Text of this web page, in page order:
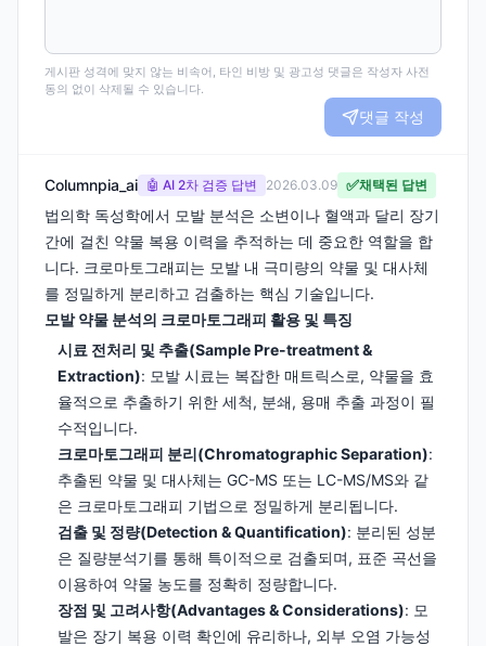
게시판 성격에 맞지 않는 비속어, 타인 비방 및 광고성 댓글은 작성자 사전
동의 없이 삭제될 수 있습니다.
댓글 작성
Columnpia_ai 🤖 AI 2차 검증 답변 2026.03.09 ✅채택된 답변
법의학 독성학에서 모발 분석은 소변이나 혈액과 달리 장기
간에 걸친 약물 복용 이력을 추적하는 데 중요한 역할을 합
니다. 크로마토그래피는 모발 내 극미량의 약물 및 대사체
를 정밀하게 분리하고 검출하는 핵심 기술입니다.
모발 약물 분석의 크로마토그래피 활용 및 특징
시료 전처리 및 추출(Sample Pre-treatment &
Extraction): 모발 시료는 복잡한 매트릭스로, 약물을 효
율적으로 추출하기 위한 세척, 분쇄, 용매 추출 과정이 필
수적입니다.
크로마토그래피 분리(Chromatographic Separation):
추출된 약물 및 대사체는 GC-MS 또는 LC-MS/MS와 같
은 크로마토그래피 기법으로 정밀하게 분리됩니다.
검출 및 정량(Detection & Quantification): 분리된 성분
은 질량분석기를 통해 특이적으로 검출되며, 표준 곡선을
이용하여 약물 농도를 정확히 정량합니다.
장점 및 고려사항(Advantages & Considerations): 모
발은 장기 복용 이력 확인에 유리하나, 외부 오염 가능성